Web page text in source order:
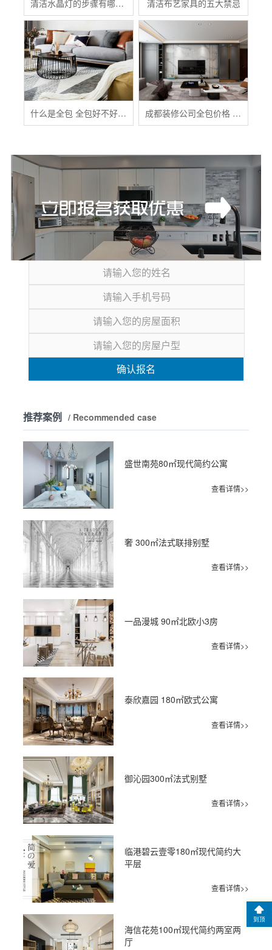
清洁水晶灯的步骤有哪些？ 清洁布艺家具的五大禁忌
什么是全包 全包好不好 全包装修注意事项有哪些 成都装修公司全包价格 成都全包装修多少钱一平
确认报名
推荐案例 / Recommended case
盛世南苑80㎡现代简约公寓
查看详情>>
奢 300㎡法式联排别墅
查看详情>>
一品漫城 90㎡北欧小3房
查看详情>>
泰欣嘉园 180㎡欧式公寓
查看详情>>
御沁园300㎡法式别墅
查看详情>>
临港碧云壹零180㎡现代简约大
平层
查看详情>>
海信花苑100㎡现代简约两室两
厅
到顶